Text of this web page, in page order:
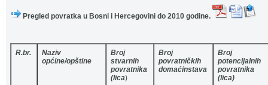
Pregled povratka u Bosni i Hercegovini do 2010 godine.
R.br.
Naziv
općine/opštine
Broj
stvarnih
povratnika
(lica)
Broj
povratničkih
domaćinstava
Broj
potencijalnih
povratnika
(lica)